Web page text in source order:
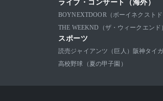
ライブ・コンサート（海外）
BOYNEXTDOOR（ボーイネクスト
THE WEEKND（ザ・ウィークエンド
スポーツ
読売ジャイアンツ（巨人） 阪神タイ
高校野球（夏の甲子園）